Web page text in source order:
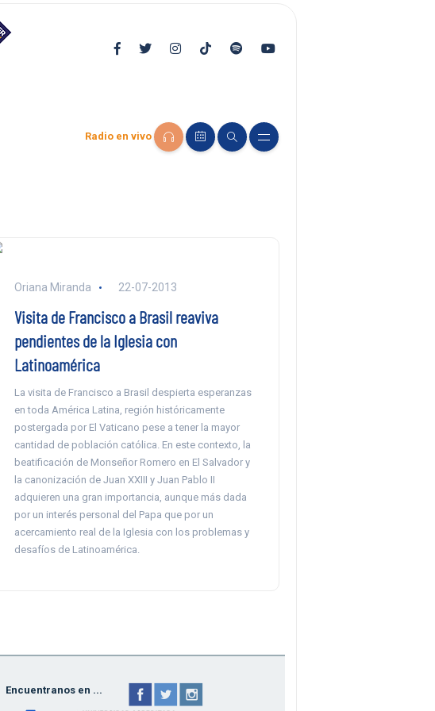
Radio en vivo
Oriana Miranda 22-07-2013
Visita de Francisco a Brasil reaviva
pendientes de la Iglesia con
Latinoamérica
La visita de Francisco a Brasil despierta esperanzas
en toda América Latina, región históricamente
postergada por El Vaticano pese a tener la mayor
cantidad de población católica. En este contexto, la
beatificación de Monseñor Romero en El Salvador y
la canonización de Juan XXIII y Juan Pablo II
adquieren una gran importancia, aunque más dada
por un interés personal del Papa que por un
acercamiento real de la Iglesia con los problemas y
desafíos de Latinoamérica.
Encuentranos en ...